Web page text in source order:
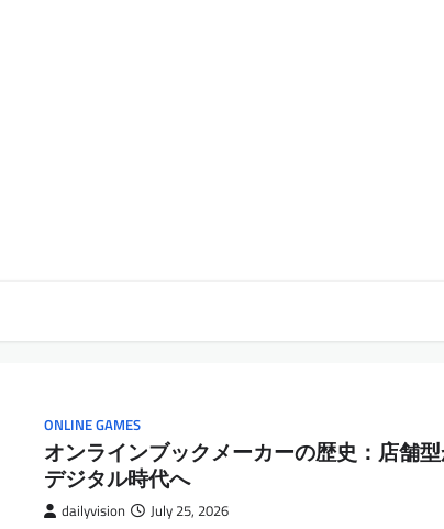
ONLINE GAMES
オンラインブックメーカーの歴史：店舗
デジタル時代へ
dailyvision July 25, 2026